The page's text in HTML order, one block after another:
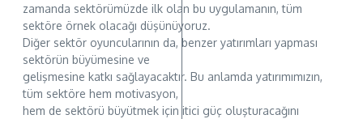
zamanda sektörümüzde ilk olan bu uygulamanın, tüm
sektöre örnek olacağı düşünüyoruz.
Diğer sektör oyuncularının da, benzer yatırımları yapması
sektörün büyümesine ve
gelişmesine katkı sağlayacaktır. Bu anlamda yatırımımızın,
tüm sektöre hem motivasyon,
hem de sektörü büyütmek için itici güç oluşturacağını